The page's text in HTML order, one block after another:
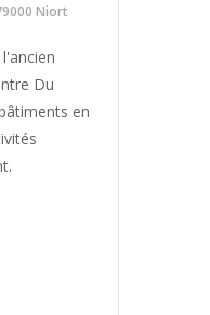
Niort
Du
en